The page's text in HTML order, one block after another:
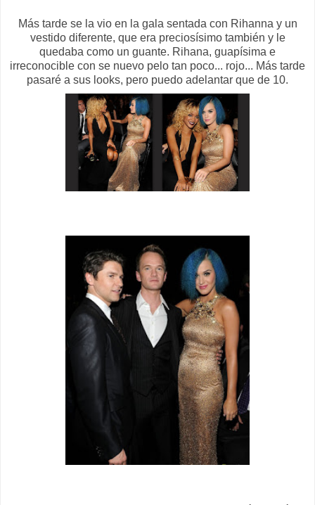
Más tarde se la vio en la gala sentada con Rihanna y un
vestido diferente, que era preciosísimo también y le
quedaba como un guante. Rihana, guapísima e
irreconocible con se nuevo pelo tan poco... rojo... Más tarde
pasaré a sus looks, pero puedo adelantar que de 10.